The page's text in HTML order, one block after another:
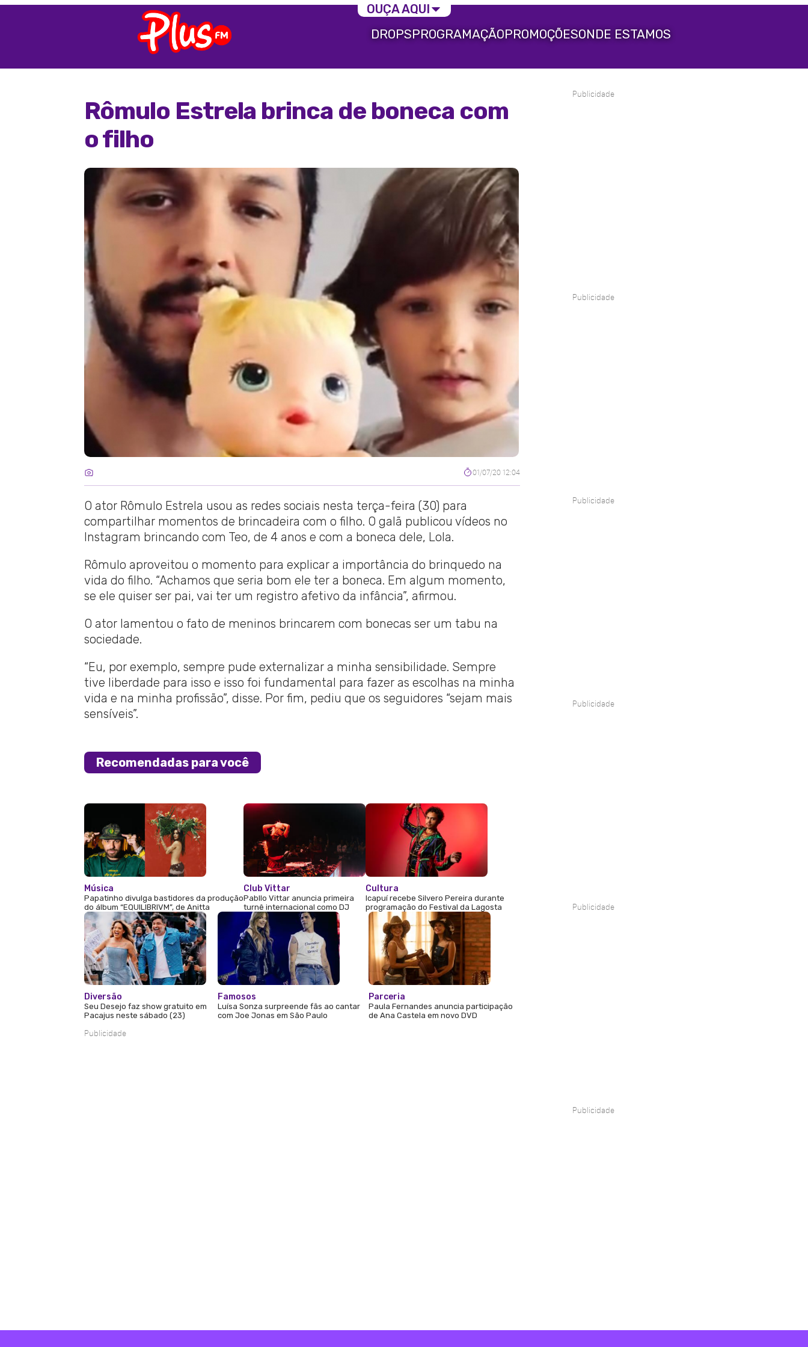
DROPSPROGRAMAÇÃOPROMOÇÕESONDE ESTAMOS
Rômulo Estrela brinca de boneca com
o filho
01/07/20 12:04
O ator Rômulo Estrela usou as redes sociais nesta terça-feira (30) para
compartilhar momentos de brincadeira com o filho. O galã publicou vídeos no
Instagram brincando com Teo, de 4 anos e com a boneca dele, Lola.
Rômulo aproveitou o momento para explicar a importância do brinquedo na
vida do filho. “Achamos que seria bom ele ter a boneca. Em algum momento,
se ele quiser ser pai, vai ter um registro afetivo da infância”, afirmou.
O ator lamentou o fato de meninos brincarem com bonecas ser um tabu na
sociedade.
“Eu, por exemplo, sempre pude externalizar a minha sensibilidade. Sempre
tive liberdade para isso e isso foi fundamental para fazer as escolhas na minha
vida e na minha profissão”, disse. Por fim, pediu que os seguidores “sejam mais
sensíveis”.
Recomendadas para você
Música
Papatinho divulga bastidores da produção
do álbum “EQUILIBRIVM”, de Anitta
Club Vittar
Pabllo Vittar anuncia primeira
turnê internacional como DJ
Cultura
Icapuí recebe Silvero Pereira durante
programação do Festival da Lagosta
Diversão
Seu Desejo faz show gratuito em
Pacajus neste sábado (23)
Famosos
Luísa Sonza surpreende fãs ao cantar
com Joe Jonas em São Paulo
Parceria
Paula Fernandes anuncia participação
de Ana Castela em novo DVD
Publicidade
Publicidade
Publicidade
Publicidade
Publicidade
Publicidade
Publicidade
OUÇA AQUI